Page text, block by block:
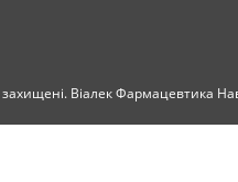
Віалек Фармацевтика